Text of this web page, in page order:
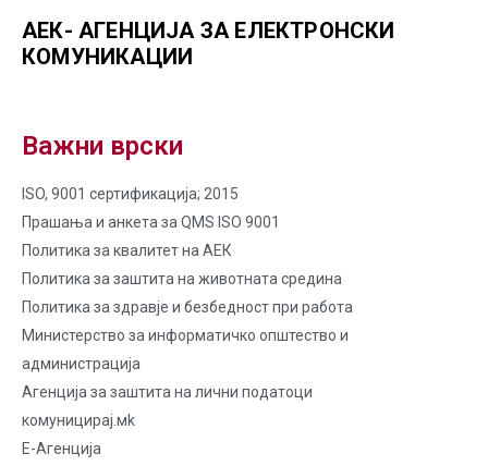
АЕК- АГЕНЦИЈА ЗА ЕЛЕКТРОНСКИ
КОМУНИКАЦИИ
Важни врски
ISO, 9001 сертификација; 2015
Прашања и анкета за QMS ISO 9001
Политика за квалитет на AЕК
Политика за заштита на животната средина
Политика за здравје и безбедност при работа
Министерство за информатичко општество и
администрација
Агенција за заштита на лични податоци
комуницирај.мk
Е-Агенција